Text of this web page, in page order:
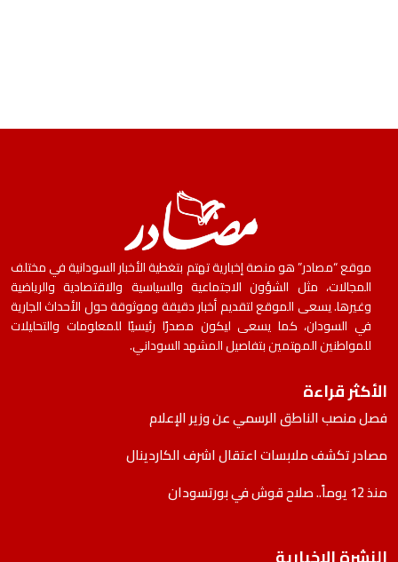
موقع “مصادر” هو منصة إخبارية تهتم بتغطية الأخبار السودانية في مختلف
المجالات، مثل الشؤون الاجتماعية والسياسية والاقتصادية والرياضية
وغيرها. يسعى الموقع لتقديم أخبار دقيقة وموثوقة حول الأحداث الجارية
في السودان، كما يسعى ليكون مصدرًا رئيسيًا للمعلومات والتحليلات
للمواطنين المهتمين بتفاصيل المشهد السوداني.
الأكثر قراءة
فصل منصب الناطق الرسمي عن وزير الإعلام
مصادر تكشف ملابسات اعتقال اشرف الكاردينال
منذ 12 يوماً.. صلاح قوش في بورتسودان